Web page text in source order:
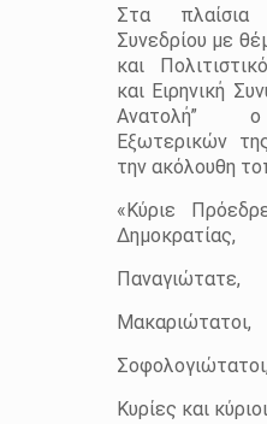
Στα πλαίσια
Συνεδρίου με
και
και Ειρηνική
Ανατολή”
Εξωτερικών
την ακόλουθη
«Κύριε
Δημοκρατίας,
Παναγιώτατε,
Μακαριώτατοι,
Σοφολογιώτατοι,
Κυρίες και